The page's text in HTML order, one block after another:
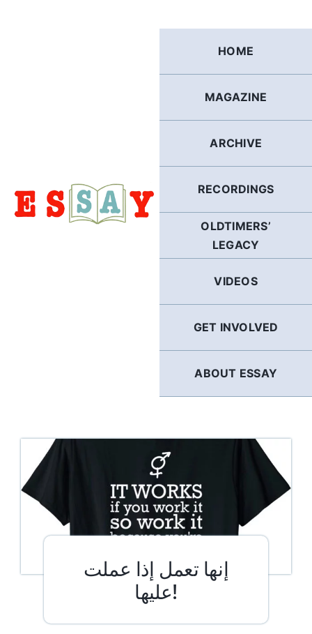
HOME
MAGAZINE
ARCHIVE
RECORDINGS
OLDTIMERS’
LEGACY
VIDEOS
GET INVOLVED
ABOUT ESSAY
إنها تعمل إذا عملت
عليها!